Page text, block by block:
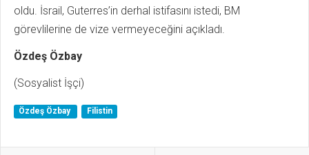
oldu. İsrail, Guterres’in derhal istifasını istedi, BM
görevlilerine de vize vermeyeceğini açıkladı.
Özdeş Özbay
(Sosyalist İşçi)
Özdeş Özbay Filistin